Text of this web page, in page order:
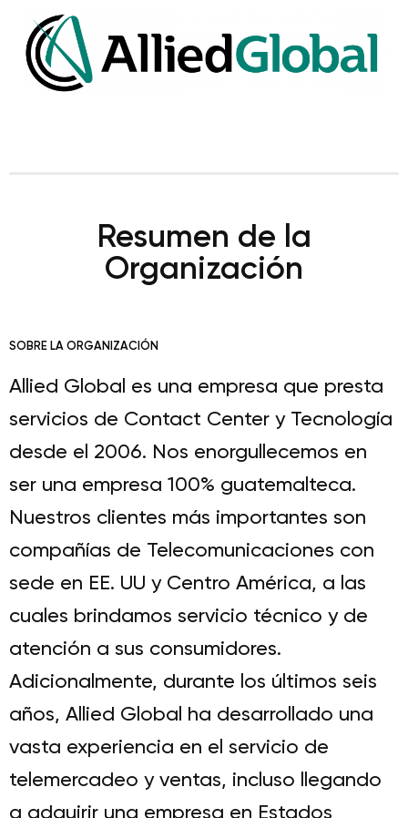
Resumen de la
Organización
SOBRE LA ORGANIZACIÓN
Allied Global es una empresa que presta
servicios de Contact Center y Tecnología
desde el 2006. Nos enorgullecemos en
ser una empresa 100% guatemalteca.
Nuestros clientes más importantes son
compañías de Telecomunicaciones con
sede en EE. UU y Centro América, a las
cuales brindamos servicio técnico y de
atención a sus consumidores.
Adicionalmente, durante los últimos seis
años, Allied Global ha desarrollado una
vasta experiencia en el servicio de
telemercadeo y ventas, incluso llegando
a adquirir una empresa en Estados